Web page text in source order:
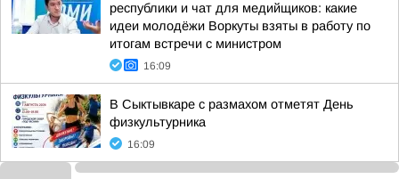
республики и чат для медийщиков: какие
идеи молодёжи Воркуты взяты в работу по
итогам встречи с министром
16:09
В Сыктывкаре с размахом отметят День
физкультурника
16:09